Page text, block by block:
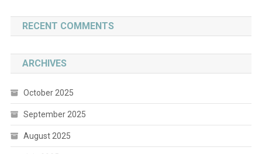
RECENT COMMENTS
ARCHIVES
October 2025
September 2025
August 2025